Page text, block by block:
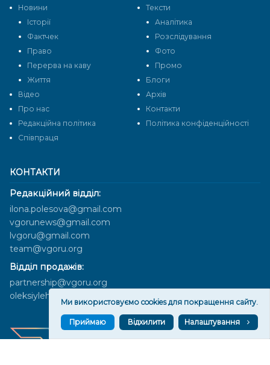
КОНТАКТИ
Редакційний відділ:
ilona.polesova@gmail.com
vgorunews@gmail.com
lvgoru@gmail.com
team@vgoru.org
Відділ продажів:
partnership@vgoru.org
oleksiylehen@vgoru.org
Новини
Тексти
Історії
Аналітика
Фактчек
Розслідування
Право
Фото
Перерва на каву
Промо
Життя
Блоги
Відео
Архів
Про нас
Контакти
Редакційна політика
Політика конфіденційності
Cпівпраця
Ми використовуємо cookies для покращення сайту.
Приймаю Відхилити Налаштування